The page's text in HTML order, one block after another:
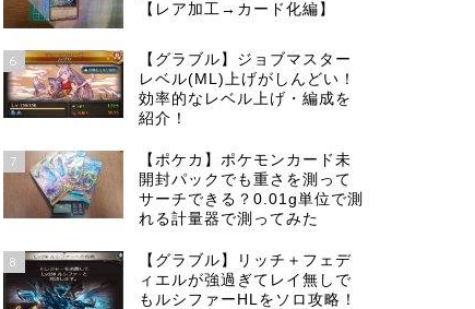
【レア加工→カード化編】
6
【グラブル】ジョブマスター
レベル(ML)上げがしんどい！
効率的なレベル上げ・編成を
紹介！
7
【ポケカ】ポケモンカード未
開封パックでも重さを測って
サーチできる？0.01g単位で測
れる計量器で測ってみた
8
【グラブル】リッチ＋フェデ
ィエルが強過ぎてレイ無しで
もルシファーHLをソロ攻略！